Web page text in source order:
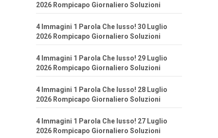
2026 Rompicapo Giornaliero Soluzioni
4 Immagini 1 Parola Che lusso! 30 Luglio
2026 Rompicapo Giornaliero Soluzioni
4 Immagini 1 Parola Che lusso! 29 Luglio
2026 Rompicapo Giornaliero Soluzioni
4 Immagini 1 Parola Che lusso! 28 Luglio
2026 Rompicapo Giornaliero Soluzioni
4 Immagini 1 Parola Che lusso! 27 Luglio
2026 Rompicapo Giornaliero Soluzioni